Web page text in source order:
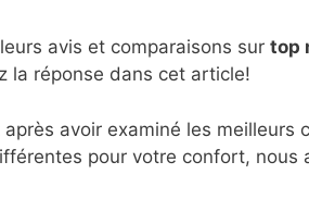
avis et comparaisons sur top
la réponse dans cet article!
après avoir examiné les meilleurs
pour votre confort, nous